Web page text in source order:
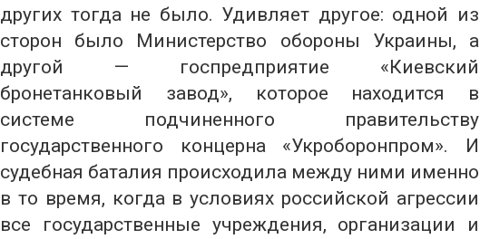
других тогда не было. Удивляет другое: одной из
сторон было Министерство обороны Украины, а
другой — госпредприятие «Киевский
бронетанковый завод», которое находится в
системе подчиненного правительству
государственного концерна «Укроборонпром». И
судебная баталия происходила между ними именно
в то время, когда в условиях российской агрессии
все государственные учреждения, организации и